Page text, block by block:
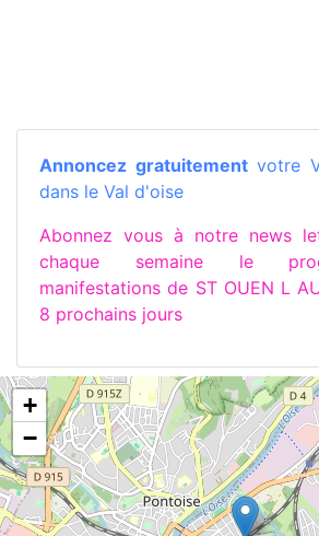
Annoncez gratuitementvotre
dans le Val d'oise
Abonnez vous à notre news
chaque semaine le
manifestations de ST OUEN L
8 prochains jours
+
−